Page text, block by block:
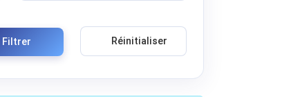
Filtrer Réinitialiser